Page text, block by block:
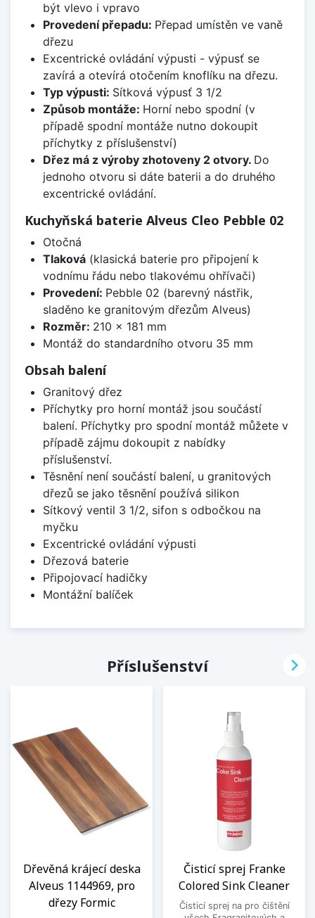
být vlevo i vpravo
Provedení přepadu: Přepad umístěn ve vaně
dřezu
Excentrické ovládání výpusti - výpusť se
zavírá a otevírá otočením knoflíku na dřezu.
Typ výpusti: Sítková výpusť 3 1/2
Způsob montáže: Horní nebo spodní (v
případě spodní montáže nutno dokoupit
příchytky z příslušenství)
Dřez má z výroby zhotoveny 2 otvory. Do
jednoho otvoru si dáte baterii a do druhého
excentrické ovládání.
Kuchyňská baterie Alveus Cleo Pebble 02
Otočná
Tlaková(klasická baterie pro připojení k
vodnímu řádu nebo tlakovému ohřívači)
Provedení: Pebble 02 (barevný nástřik,
sladěno ke granitovým dřezům Alveus)
Rozměr: 210 x 181 mm
Montáž do standardního otvoru 35 mm
Obsah balení
Granitový dřez
Příchytky pro horní montáž jsou součástí
balení. Příchytky pro spodní montáž můžete v
případě zájmu dokoupit z nabídky
příslušenství.
Těsnění není součástí balení, u granitových
dřezů se jako těsnění používá silikon
Sítkový ventil 3 1/2, sifon s odbočkou na
myčku
Excentrické ovládání výpusti
Dřezová baterie
Připojovací hadičky
Montážní balíček
Příslušenství
Dřevěná krájecí deska
Alveus 1144969, pro
dřezy Formic
Čisticí sprej Franke
Colored Sink Cleaner
Čisticí sprej na pro čištění
